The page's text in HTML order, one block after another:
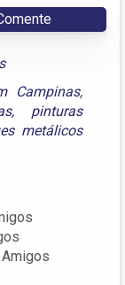
Campinas,
, pinturas
metálicos